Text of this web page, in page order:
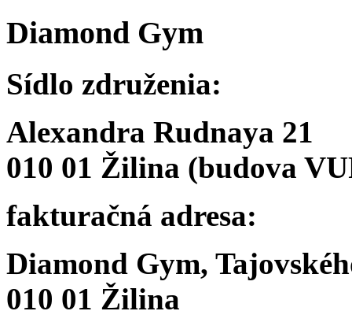
Diamond Gym
Sídlo združenia:
Alexandra Rudnaya 21
010 01 Žilina (budova
fakturačná adresa:
Diamond Gym,
010 01 Žilina